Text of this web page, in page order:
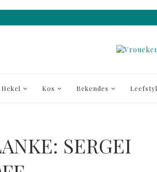
Kos Bekendes Leefstyl
SERGEI